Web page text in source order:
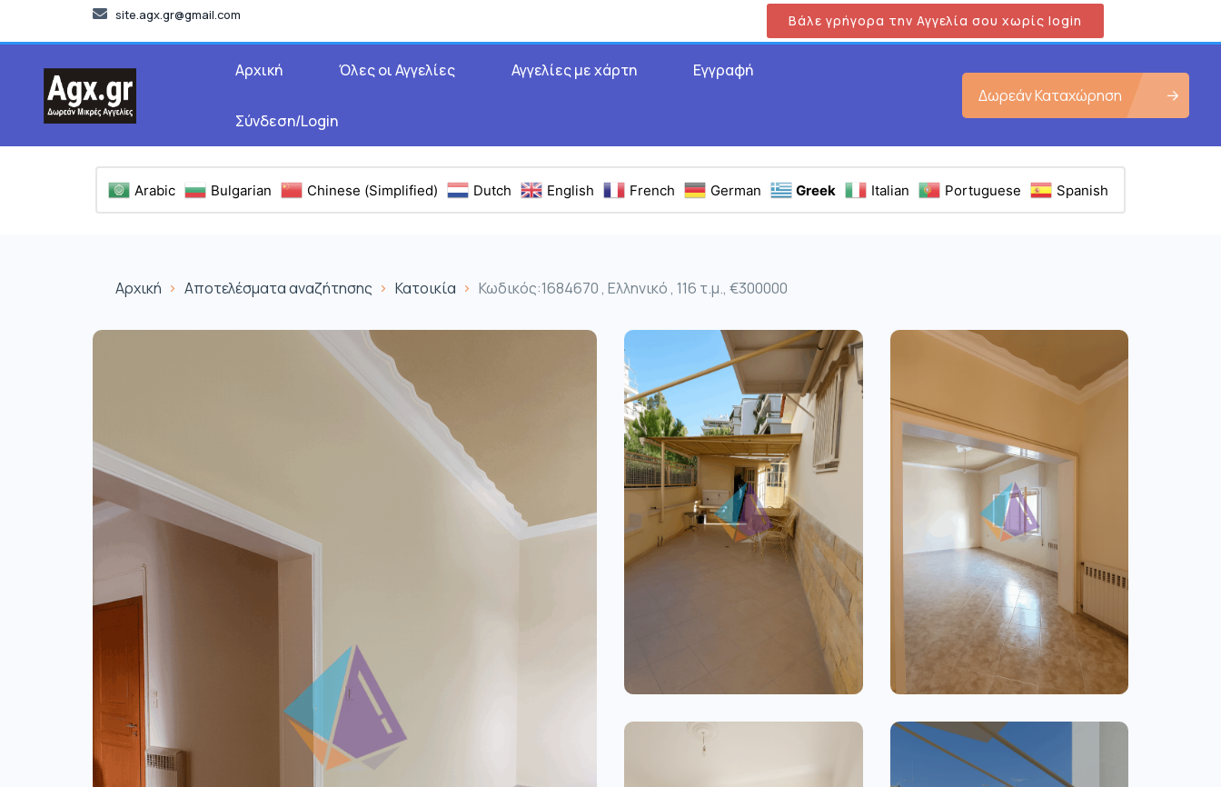
site.agx.gr@gmail.com Βάλε γρήγορα την Αγγελία σου χωρίς login
Αρχική Όλες οι Αγγελίες Αγγελίες με χάρτη Εγγραφή
Σύνδεση/Login
Δωρεάν Καταχώρηση
Arabic Bulgarian Chinese (Simplified) Dutch English French German Greek Italian Portuguese Spanish
Αρχική Αποτελέσματα αναζήτησης Κατοικία Κωδικός:1684670 , Ελληνικό , 116 τ.μ., €300000